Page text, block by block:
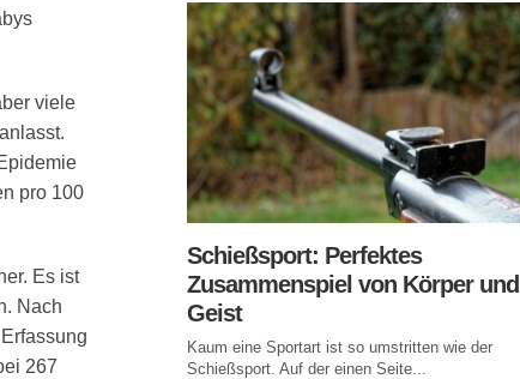
viele
pro 100
Es ist
Nach
267
Schießsport: Perfektes
Zusammenspiel von Körper und
Geist
Kaum eine Sportart ist so umstritten wie der
Schießsport. Auf der einen Seite...